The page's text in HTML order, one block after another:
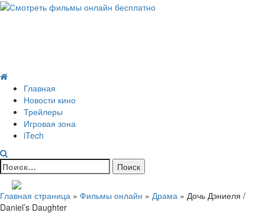
Skip
Primary
MenuГлавная
Новости кино
Трейлеры
Игровая зона
iTech
Найти:
Главная страница » Фильмы онлайн » Драма » Дочь Дэниеля /
Daniel’s Daughter